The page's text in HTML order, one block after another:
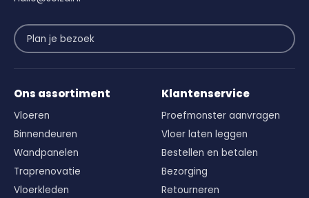
Plan je bezoek
Ons assortiment
Vloeren
Binnendeuren
Wandpanelen
Traprenovatie
Vloerkleden
Klantenservice
Proefmonster aanvragen
Vloer laten leggen
Bestellen en betalen
Bezorging
Retourneren